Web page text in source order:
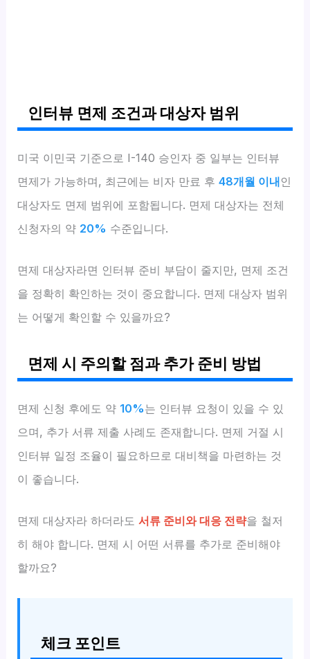
인터뷰 면제 조건과 대상자 범위
미국 이민국 기준으로 I-140 승인자 중 일부는 인터뷰
면제가 가능하며, 최근에는 비자 만료 후48개월 이내인
대상자도 면제 범위에 포함됩니다. 면제 대상자는 전체
신청자의 약 20% 수준입니다.
면제 대상자라면 인터뷰 준비 부담이 줄지만, 면제 조건
을 정확히 확인하는 것이 중요합니다. 면제 대상자 범위
는 어떻게 확인할 수 있을까요?
면제 시 주의할 점과 추가 준비 방법
면제 신청 후에도 약 10%는 인터뷰 요청이 있을 수 있
으며, 추가 서류 제출 사례도 존재합니다. 면제 거절 시
인터뷰 일정 조율이 필요하므로 대비책을 마련하는 것
이 좋습니다.
면제 대상자라 하더라도서류 준비와 대응 전략을 철저
히 해야 합니다. 면제 시 어떤 서류를 추가로 준비해야
할까요?
체크 포인트